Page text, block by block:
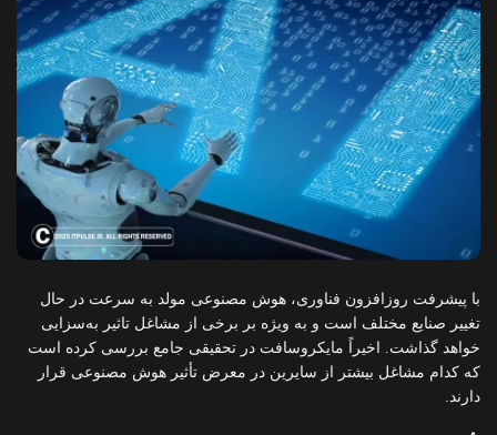
با پیشرفت روزافزون فناوری، هوش مصنوعی مولد به سرعت در حال
تغییر صنایع مختلف است و به ویژه بر برخی از مشاغل تاثیر به‌سزایی
خواهد گذاشت. اخیراً مایکروسافت در تحقیقی جامع بررسی کرده است
که کدام مشاغل بیشتر از سایرین در معرض تأثیر هوش مصنوعی قرار
دارند.